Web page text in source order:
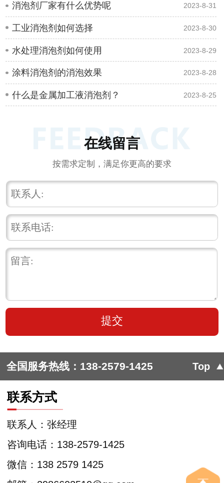
消泡剂厂家有什么优势呢 2023-8-31
工业消泡剂如何选择 2023-8-30
水处理消泡剂如何使用 2023-8-29
涂料消泡剂的消泡效果 2023-8-28
什么是金属加工液消泡剂？ 2023-8-25
在线留言
按需求定制，满足你更高的要求
全国服务热线： 138-2579-1425 Top
联系方式
咨询电话：138-2579-1425
联系人：张经理
微信：138 2579 1425